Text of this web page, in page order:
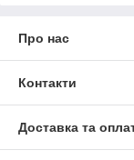
Про нас
Контакти
Доставка та